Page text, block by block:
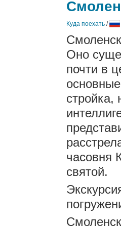
Куда поехать /
Оно
почти в
стройка,
часовня
святой.